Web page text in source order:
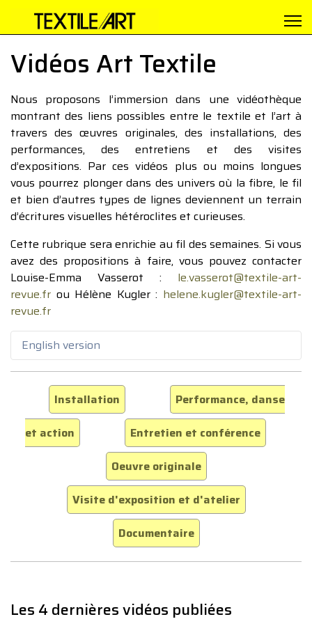
Vidéos Art Textile
Nous proposons l’immersion dans une vidéothèque
montrant des liens possibles entre le textile et l’art à
travers des œuvres originales, des installations, des
performances, des entretiens et des visites
d’expositions. Par ces vidéos plus ou moins longues
vous pourrez plonger dans des univers où la fibre, le fil
et bien d’autres types de lignes deviennent un terrain
d’écritures visuelles hétéroclites et curieuses.
Cette rubrique sera enrichie au fil des semaines. Si vous
avez des propositions à faire, vous pouvez contacter
Louise-Emma Vasserot : le.vasserot@textile-art-
revue.fr ou Hélène Kugler : helene.kugler@textile-art-
revue.fr
English version
Installation
Performance, danse
et action
Entretien et conférence
Oeuvre originale
Visite d'exposition et d'atelier
Documentaire
Les 4 dernières vidéos publiées